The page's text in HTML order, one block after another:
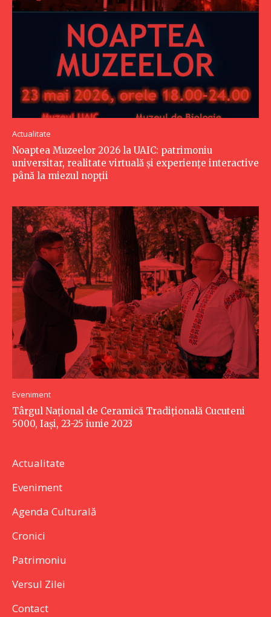
Actualitate
Noaptea Muzeelor 2026 la UAIC: patrimoniu
universitar, realitate virtuală și experiențe interactive
până la miezul nopții
Eveniment
Târgul Naţional de Ceramică Tradiţională Cucuteni
5000, Iaşi, 23-25 iunie 2023
Actualitate
Eveniment
Agenda Culturală
Cronici
Patrimoniu
Versul Zilei
Contact